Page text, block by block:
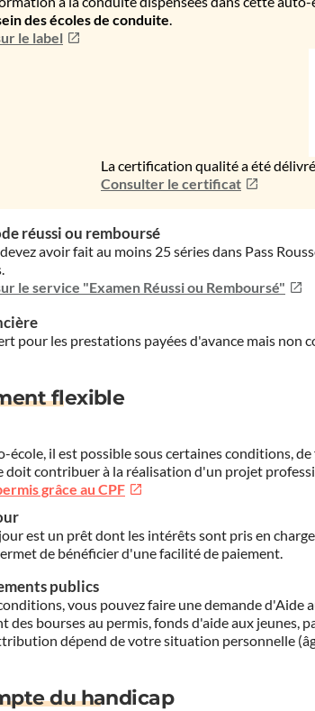
des écoles de conduite.
le label
La certification qualité a été
Consulter le certificat
réussi ou remboursé
avoir fait au moins 25 séries dans Pass
le service "Examen Réussi ou Remboursé"
pour les prestations payées d'avance mais non
flexible
école, il est possible sous certaines conditions,
doit contribuer à la réalisation d'un projet
grâce au CPF
est un prêt dont les intérêts sont pris en
de bénéficier d'une facilité de paiement.
publics
vous pouvez faire une demande
des bourses au permis, fonds d'aide aux jeunes,
dépend de votre situation personnelle
du handicap